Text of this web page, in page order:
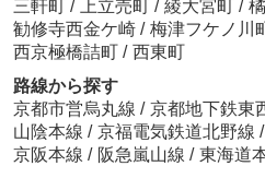
三軒町 / 上立売町 / 綾大宮町 /
勧修寺西金ケ崎 / 梅津フケノ川
西京極橋詰町 / 西東町
路線から探す
京都市営烏丸線 / 京都地下鉄東
山陰本線 / 京福電気鉄道北野線 /
京阪本線 / 阪急嵐山線 / 東海道